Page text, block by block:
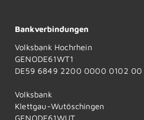
Bankverbindungen
Volksbank Hochrhein
GENODE61WT1
DE59 6849 2200 0000 0102 00
Volksbank
Klettgau-Wutöschingen
GENODE61WUT